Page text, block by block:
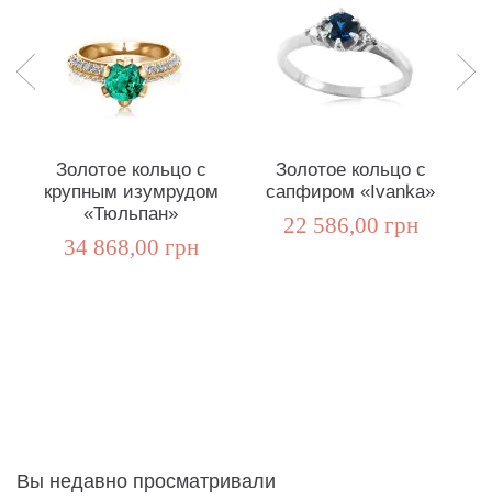
Золотое кольцо с
крупным изумрудом
«Тюльпан»
34 868,00 грн
Золотое кольцо с
сапфиром «Ivanka»
22 586,00 грн
Вы недавно просматривали